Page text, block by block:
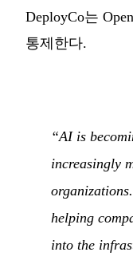
DeployCo는
통제한다.
“AI is
increasingly
helping
into the